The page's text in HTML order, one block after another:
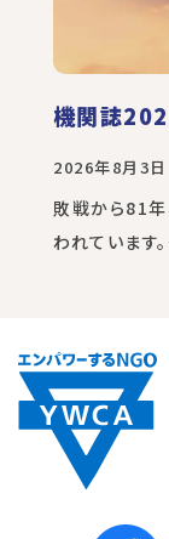
機関誌
2026年8月3日
敗戦から81
われています